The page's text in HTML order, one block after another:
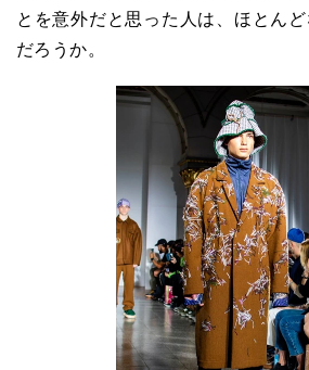
とを意外だと思った人は、ほとん
だろうか。